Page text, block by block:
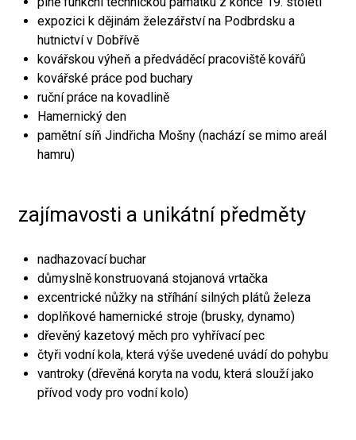
expozici k dějinám železářství na Podbrdsku a
hutnictví v Dobřívě
kovářskou výheň a předváděcí pracoviště kovářů
kovářské práce pod buchary
ruční práce na kovadlině
Hamernický den
pamětní síň Jindřicha Mošny (nachází se mimo areál
hamru)
zajímavosti a unikátní předměty
nadhazovací buchar
důmyslně konstruovaná stojanová vrtačka
excentrické nůžky na stříhání silných plátů železa
doplňkové hamernické stroje (brusky, dynamo)
dřevěný kazetový měch pro vyhřívací pec
čtyři vodní kola, která výše uvedené uvádí do pohybu
vantroky (dřevěná koryta na vodu, která slouží jako
přívod vody pro vodní kolo)